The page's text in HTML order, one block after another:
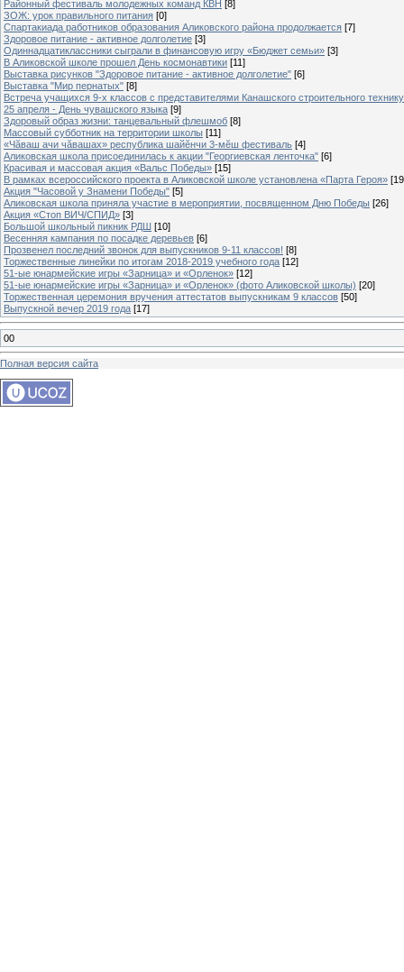
Районный фестиваль молодежных команд КВН [8]
ЗОЖ: урок правильного питания [0]
Спартакиада работников образования Аликовского района продолжается [7]
Здоровое питание - активное долголетие [3]
Одиннадцатиклассники сыграли в финансовую игру «Бюджет семьи» [3]
В Аликовской школе прошел День космонавтики [11]
Выставка рисунков "Здоровое питание - активное долголетие" [6]
Выставка "Мир пернатых" [8]
Встреча учащихся 9-х классов с представителями Канашского строительного
25 апреля - День чувашского языка [9]
Здоровый образ жизни: танцевальный флешмоб [8]
Массовый субботник на территории школы [11]
«Чăваш ачи чăвашах» республика шайĕнчи 3-мĕш фестиваль [4]
Аликовская школа присоединилась к акции "Георгиевская ленточка" [6]
Красивая и массовая акция «Вальс Победы» [15]
В рамках всероссийского проекта в Аликовской школе установлена «Парта Героя»
Акция "Часовой у Знамени Победы" [5]
Аликовская школа приняла участие в мероприятии, посвященном Дню Победы [26]
Акция «Стоп ВИЧ/СПИД» [3]
Большой школьный пикник РДШ [10]
Весенняя кампания по посадке деревьев [6]
Прозвенел последний звонок для выпускников 9-11 классов! [8]
Торжественные линейки по итогам 2018-2019 учебного года [12]
51-ые юнармейские игры «Зарница» и «Орленок» [12]
51-ые юнармейские игры «Зарница» и «Орленок» (фото Аликовской школы) [20]
Торжественная церемония вручения аттестатов выпускникам 9 классов [50]
Выпускной вечер 2019 года [17]
00
Полная версия сайта